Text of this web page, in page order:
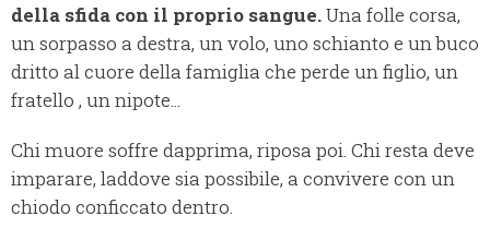
della sfida con il proprio sangue.Una folle corsa,
un sorpasso a destra, un volo, uno schianto e un buco
dritto al cuore della famiglia che perde un figlio, un
fratello , un nipote...
Chi muore soffre dapprima, riposa poi. Chi resta deve
imparare, laddove sia possibile, a convivere con un
chiodo conficcato dentro.